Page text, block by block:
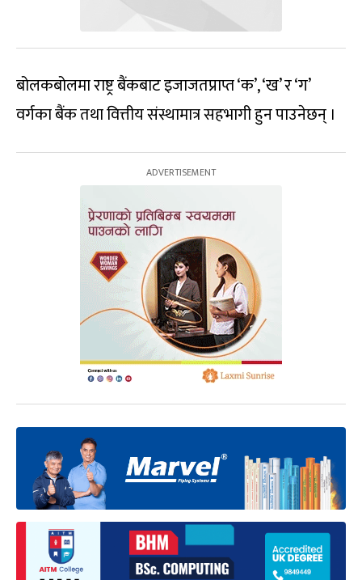
बोलकबोलमा राष्ट्र बैंकबाट इजाजतप्राप्त ‘क’, ‘ख’ र ‘ग’
वर्गका बैंक तथा वित्तीय संस्थामात्र सहभागी हुन पाउनेछन् ।